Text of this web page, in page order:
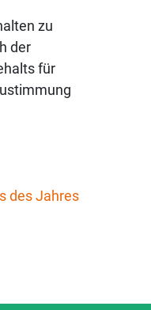
zu
der
für
des Jahres